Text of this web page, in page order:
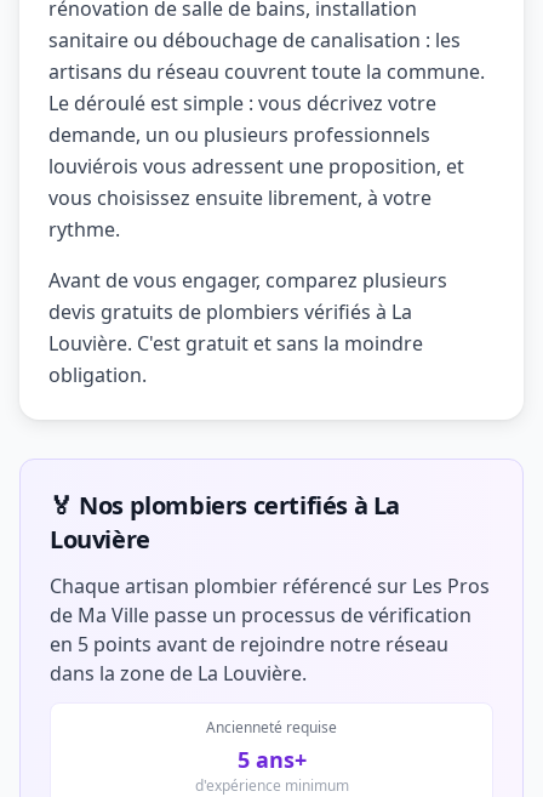
rénovation de salle de bains, installation
sanitaire ou débouchage de canalisation : les
artisans du réseau couvrent toute la commune.
Le déroulé est simple : vous décrivez votre
demande, un ou plusieurs professionnels
louviérois vous adressent une proposition, et
vous choisissez ensuite librement, à votre
rythme.
Avant de vous engager, comparez plusieurs
devis gratuits de plombiers vérifiés à La
Louvière. C'est gratuit et sans la moindre
obligation.
🏅 Nos plombiers certifiés à La
Louvière
Chaque artisan plombier référencé sur Les Pros
de Ma Ville passe un processus de vérification
en 5 points avant de rejoindre notre réseau
dans la zone de La Louvière.
Ancienneté requise
5 ans+
d'expérience minimum